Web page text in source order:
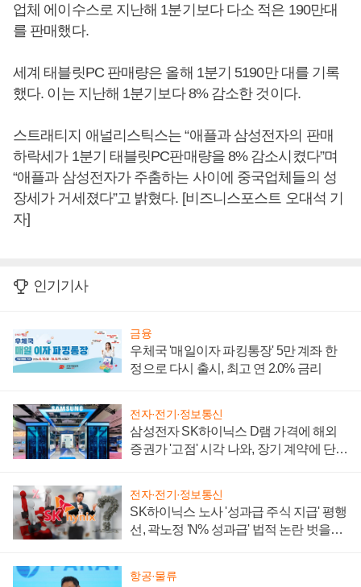
업체 에이수스로 지난해 1분기보다 다소 적은 190만대
를 판매했다.
세계 태블릿PC 판매량은 올해 1분기 5190만 대를 기록
했다. 이는 지난해 1분기보다 8% 감소한 것이다.
스트래티지 애널리스틱스는 “애플과 삼성전자의 판매
하락세가 1분기 태블릿PC판매량을 8% 감소시켰다”며
“애플과 삼성전자가 주춤하는 사이에 중국업체들의 성
장세가 거세졌다”고 밝혔다. [비즈니스포스트 오대석 기
자]
인기기사
금융
우체국 '매일이자 파킹통장' 5만 계좌 한
정으로 다시 출시, 최고 연 2.0% 금리
전자·전기·정보통신
삼성전자 SK하이닉스 D램 가격에 해외
증권가 '고점' 시각 나와, 장기 계약에 단점
전자·전기·정보통신
SK하이닉스 노사 '성과급 주식 지급' 평행
선, 곽노정 'N% 성과급' 법적 논란 벗을지
항공·물류